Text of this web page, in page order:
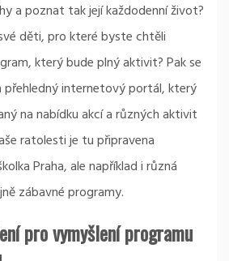
a poznat tak její každodenní život?
děti, pro které byste chtěli
který bude plný aktivit? Pak se
přehledný internetový portál, který
na nabídku akcí a různých aktivit
ratolesti je tu připravena
Praha, ale například i různá
zábavné programy.
pro vymyšlení programu